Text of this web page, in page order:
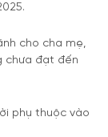
cho cha mẹ,
chưa đạt đến
phụ thuộc vào